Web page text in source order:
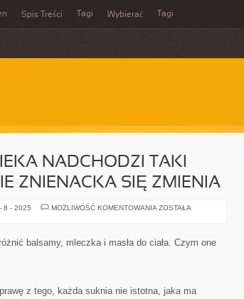
Spis Treści Tagi Wybierać Tagi
NADCHODZI TAKI
ZNIENACKA SIĘ ZMIENIA
8 - 2025 MOŻLIWOŚĆ KOMENTOWANIA U
TAKI
DZIEŃ,
ZMIENIA
ZOSTAŁA
balsamy, mleczka i masła do ciała. Czym one
z tego, każda suknia nie istotna, jaka ma